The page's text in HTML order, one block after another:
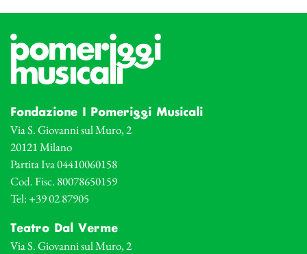
Fondazione I Pomeriggi Musicali
Via S. Giovanni sul Muro, 2
20121 Milano
Partita Iva 04410060158
Cod. Fisc. 80078650159
Tel: +39 02 87905
Teatro Dal Verme
Via S. Giovanni sul Muro, 2